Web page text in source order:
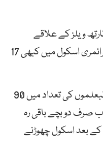
ویلز کے علاقے
گوائنیڈ میں واقع گاؤں گیرگ کے پرائمری اسکول میں کبھی 17
تاہم گزشتہ دو برسوں کے دوران طالبعلموں کی تعداد میں 90
صرف دو بچے باقی رہ
بعد اسکول چھوڑنے